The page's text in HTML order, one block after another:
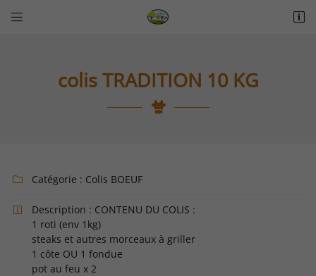
 
La Thérèsière
 Adresse email de réception
Recopier le code ci-contre
colis TRADITION 10 KG
 Catégorie : Colis BOEUF
 Description : CONTENU DU COLIS :
1 roti (env 1kg)
steaks et autres morceaux à griller
1 côte OU 1 fondue
pot au feu x 2